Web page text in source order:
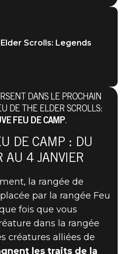
FEU
Scrolls: Legends
DANS LE PROCHAIN
DE THE ELDER SCROLLS:
FEU DE CAMP.
DE CAMP : DU
AU 4 JANVIER
la rangée de
par la rangée Feu
fois que vous
dans la rangée
créatures alliées de
les traits de la